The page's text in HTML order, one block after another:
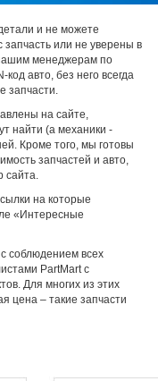
и не можете
или не уверены в
менеджерам по
авто, без него всегда
запчасти.
на сайте,
найти (а механики -
Кроме того, мы готовы
запчастей и авто,
сайта.
на которые
«Интересные
соблюдением всех
PartMart с
Для многих из этих
цена – такие запчасти